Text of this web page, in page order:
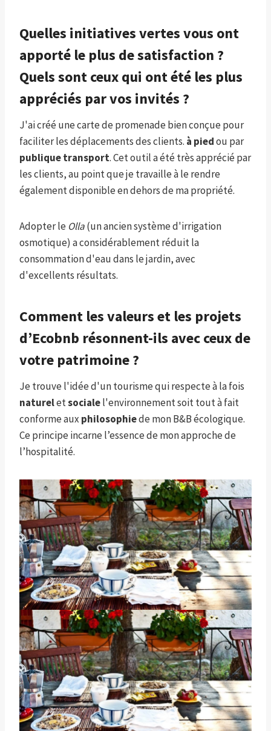
Quelles initiatives vertes vous ont
apporté le plus de satisfaction ?
Quels sont ceux qui ont été les plus
appréciés par vos invités ?
J'ai créé une carte de promenade bien conçue pour
faciliter les déplacements des clients. à piedou par
publiquetransport. Cet outil a été très apprécié par
les clients, au point que je travaille à le rendre
également disponible en dehors de ma propriété.
Adopter le Olla(un ancien système d'irrigation
osmotique) a considérablement réduit la
consommation d'eau dans le jardin, avec
d'excellents résultats.
Comment les valeurs et les projets
d’Ecobnb résonnent-ils avec ceux de
votre patrimoine ?
Je trouve l'idée d'un tourisme qui respecte à la fois
natureletsocialel'environnement soit tout à fait
conforme aux philosophiede mon B&B écologique.
Ce principe incarne l’essence de mon approche de
l’hospitalité.